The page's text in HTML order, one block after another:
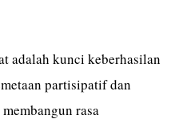
adalah kunci keberhasilan
partisipatif dan
rasa